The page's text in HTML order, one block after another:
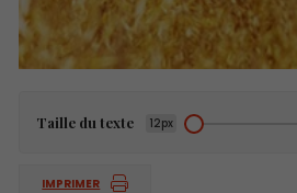
Taille du texte 12px
IMPRIMER